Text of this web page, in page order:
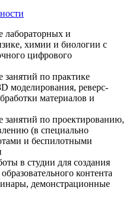
лабораторных и
химии и биологии с
цифрового
занятий по практике
моделирования, реверс-
материалов и
занятий по проектированию,
(в специально
и беспилотными
в студии для создания
контента
демонстрационные